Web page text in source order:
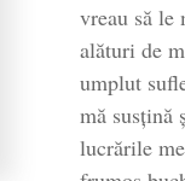
vreau să le
alături de
umplut
mă susțină
lucrările